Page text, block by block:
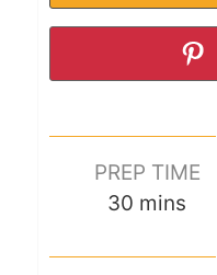
PREP TIME
30 mins